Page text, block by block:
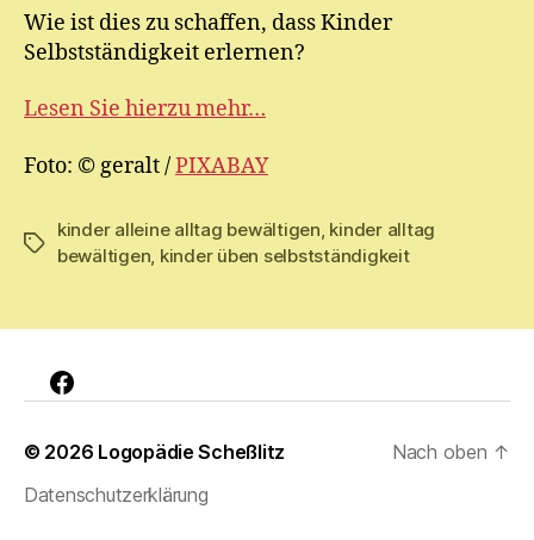
Wie ist dies zu schaffen, dass Kinder
Selbstständigkeit erlernen?
Lesen Sie hierzu mehr…
Foto: © geralt /PIXABAY
Schlagwörter
kinder alleine alltag bewältigen kinder alltag
bewältigen kinder üben selbstständigkeit
Facebook
© 2026 Logopädie Scheßlitz
Datenschutzerklärung
Nach oben ↑